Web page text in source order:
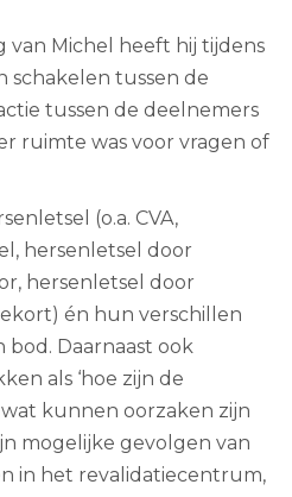
van Michel heeft hij tijdens
schakelen tussen de
tussen de deelnemers
ruimte was voor vragen of
(o.a. CVA,
hersenletsel door
hersenletsel door
én hun verschillen
Daarnaast ook
als ‘hoe zijn de
kunnen oorzaken zijn
mogelijke gevolgen van
in het revalidatiecentrum,